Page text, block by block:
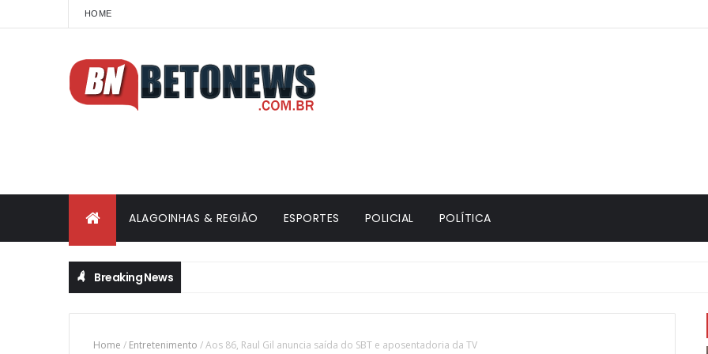
HOME
ALAGOINHAS & REGIÃO ESPORTES POLICIAL POLÍTICA
Breaking News
Home / Entretenimento /Aos 86, Raul Gil anuncia saída do SBT e aposentadoria da TV